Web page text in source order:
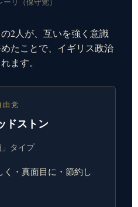
リ（保守党）
2人が、互いを強く意識
たことで、イギリス政治
ます。
党
ドストン
」タイプ
く・真面目に・節約し